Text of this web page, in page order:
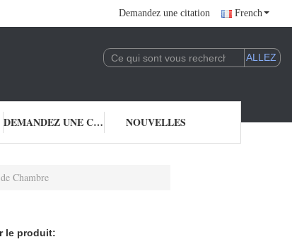
Demandez une citation French
DEMANDEZ UNE CITATION NOUVELLES
Chambre
le produit: